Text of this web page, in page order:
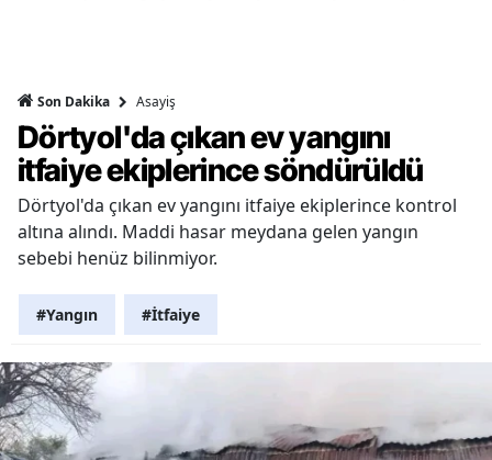
Son Dakika Asayiş
Dörtyol'da çıkan ev yangını
itfaiye ekiplerince söndürüldü
Dörtyol'da çıkan ev yangını itfaiye ekiplerince kontrol
altına alındı. Maddi hasar meydana gelen yangın
sebebi henüz bilinmiyor.
#Yangın #İtfaiye